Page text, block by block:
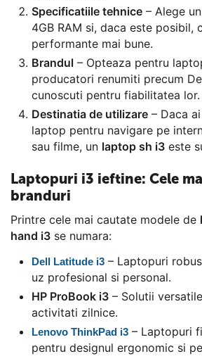
Specificatiile tehnice – Alege
4GB RAM si, daca este posibil,
performante mai bune.
Brandul – Opteaza pentru
producatori renumiti precum
cunoscuti pentru fiabilitatea lor.
Destinatia de utilizare – Daca
laptop pentru navigare pe
sau filme, un laptop sh i3 este
Laptopuri i3 ieftine: Cele
branduri
Printre cele mai cautate modele de
hand i3 se numara:
Dell Latitude i3 – Laptopuri
uz profesional si personal.
HP ProBook i3 – Solutii
activitati zilnice.
Lenovo ThinkPad i3 – Laptopuri
pentru designul ergonomic si